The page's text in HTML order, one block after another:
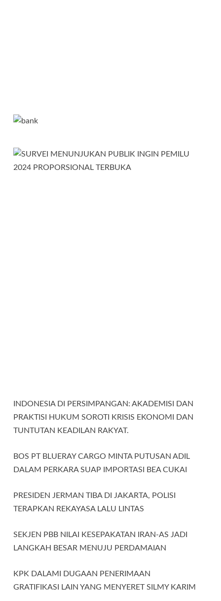
INDONESIA DI PERSIMPANGAN: AKADEMISI DAN
PRAKTISI HUKUM SOROTI KRISIS EKONOMI DAN
TUNTUTAN KEADILAN RAKYAT.
BOS PT BLUERAY CARGO MINTA PUTUSAN ADIL
DALAM PERKARA SUAP IMPORTASI BEA CUKAI
PRESIDEN JERMAN TIBA DI JAKARTA, POLISI
TERAPKAN REKAYASA LALU LINTAS
SEKJEN PBB NILAI KESEPAKATAN IRAN-AS JADI
LANGKAH BESAR MENUJU PERDAMAIAN
KPK DALAMI DUGAAN PENERIMAAN
GRATIFIKASI LAIN YANG MENYERET SILMY KARIM